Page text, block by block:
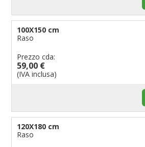
100X150 cm
Raso
Prezzo cda:
59,00 €
(IVA inclusa)
120X180 cm
Raso